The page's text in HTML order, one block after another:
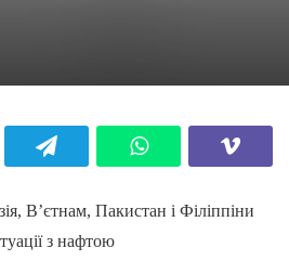
В’єтнам, Пакистан і Філіппіни
з нафтою